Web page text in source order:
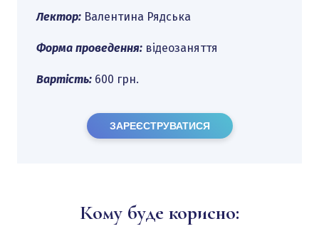
Лектор: Валентина Рядська
Форма проведення: відеозаняття
Вартість: 600 грн.
ЗАРЕЄСТРУВАТИСЯ
Кому буде корисно: